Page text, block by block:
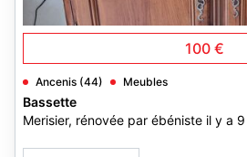
100 €
Ancenis (44) Meubles
Bassette
Merisier, rénovée par ébéniste il y a